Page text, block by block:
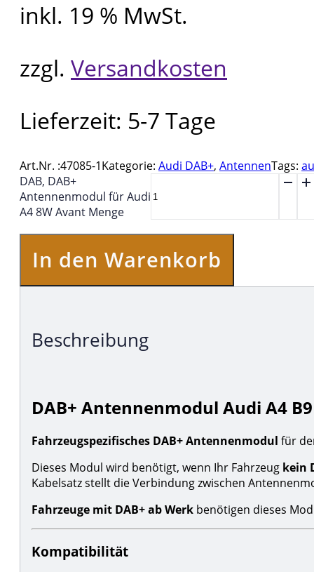
inkl. 19 % MwSt.
zzgl. Versandkosten
Lieferzeit: 5-7 Tage
Art.Nr. :47085-1Kategorie: Audi DAB+, AntennenTags:
DAB, DAB+
Antennenmodul für Audi
A4 8W Avant Menge
In den Warenkorb
Beschreibung
DAB+ Antennenmodul Audi A4
Fahrzeugspezifisches DAB+ Antennenmodul für
Dieses Modul wird benötigt, wenn Ihr Fahrzeug kein
Kabelsatz stellt die Verbindung zwischen
Fahrzeuge mit DAB+ ab Werk benötigen dieses
Kompatibilität